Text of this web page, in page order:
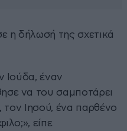
η δήλωσή της σχετικά
Ιούδα, έναν
να του σαμποτάρει
τον Ιησού, ένα παρθένο
είπε